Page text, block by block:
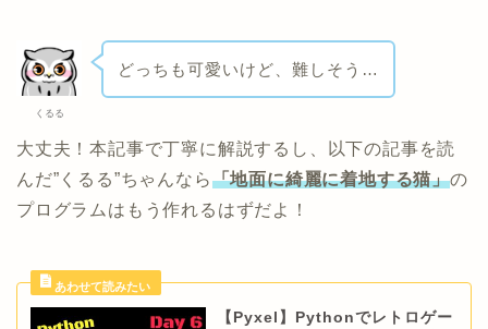
くるる
どっちも可愛いけど、難しそう…
大丈夫！本記事で丁寧に解説するし、以下の記事を読
んだ”くるる”ちゃんなら「地面に綺麗に着地する猫」の
プログラムはもう作れるはずだよ！
【Pyxel】Pythonでレトロゲー